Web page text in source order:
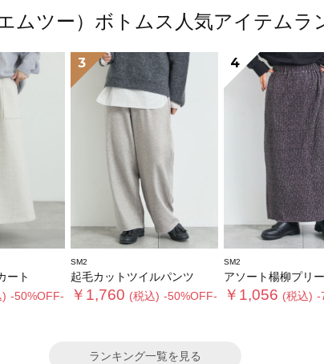
ムツー）ボトムス人気アイテムラ
ート
) -50%OFF-
3
SM2
起毛カットツイルパンツ
￥1,760 (税込) -50%OFF-
4
SM2
アソート楊柳プリーツ
￥1,056 (税込) -
ランキング一覧を見る